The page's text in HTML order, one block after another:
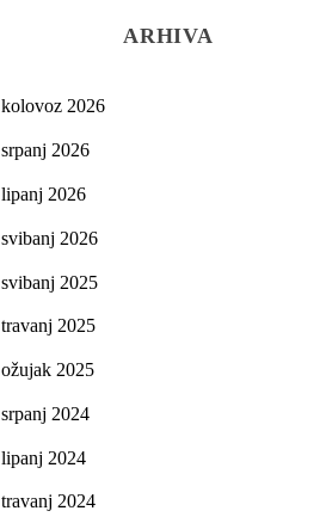
ARHIVA
kolovoz 2026
srpanj 2026
lipanj 2026
svibanj 2026
svibanj 2025
travanj 2025
ožujak 2025
srpanj 2024
lipanj 2024
travanj 2024